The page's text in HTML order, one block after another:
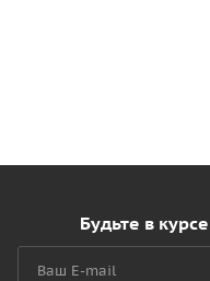
Будьте в